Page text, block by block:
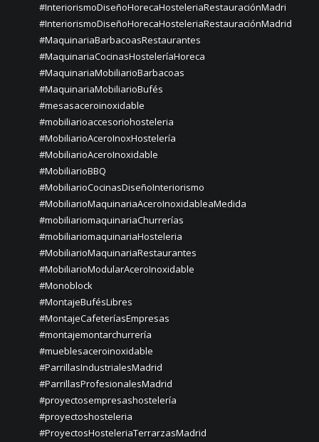
#InteriorismoDiseñoHorecaHosteleriaRestauraciónMadri
#InteriorismoDiseñoHorecaHosteleriaRestauraciónMadrid
#MaquinariaBarbacoasRestaurantes
#MaquinariaCocinasHosteleríaHoreca
#MaquinariaMobiliarioBarbacoas
#MaquinariaMobiliarioBufés
#mesasaceroinoxidable
#mobiliarioaccesoriohosteleria
#MobiliarioAceroInoxHostelería
#MobiliarioAceroInoxidable
#MobiliarioBBQ
#MobiliarioCocinasDiseñoInteriorismo
#MobiliarioMaquinariaAceroInoxidableaMedida
#mobiliariomaquinariaChurrerías
#mobiliariomaquinariaHosteleria
#MobiliarioMaquinariaRestaurantes
#MobiliarioModularAceroInoxidable
#Monoblock
#MontajeBufésLibres
#MontajeCafeteríasEmpresas
#montajemontarchurrería
#mueblesaceroinoxidable
#ParrillasIndustrialesMadrid
#ParrillasProfesionalesMadrid
#proyectosempresashostelería
#proyectoshosteleria
#ProyectosHosteleriaTerrarzasMadrid